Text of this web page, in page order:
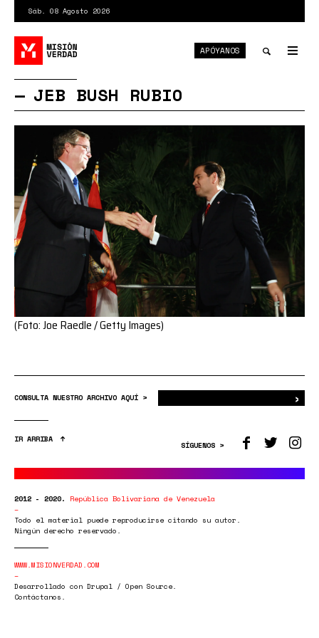
contenido
principal
Sáb. 08 Agosto 2026
search
APÓYANOS
JEB BUSH RUBIO
(Foto: Joe Raedle / Getty Images)
CONSULTA NUESTRO ARCHIVO AQUÍ > ›
IR ARRIBA
SÍGUENOS >
2012 - 2020. República Bolivariana de Venezuela
Todo el material puede reproducirse citando su autor.
Ningún derecho reservado.
WWW.MISIONVERDAD.COM
Desarrollado con Drupal / Open Source.
Contáctanos.